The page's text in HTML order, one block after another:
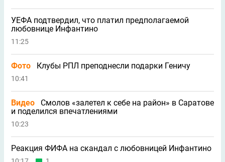
УЕФА подтвердил, что платил предполагаемой
любовнице Инфантино
11:25
Фото Клубы РПЛ преподнесли подарки Геничу
10:41
Видео
Смолов «залетел к себе на район» в Саратове
и поделился впечатлениями
10:23
Реакция ФИФА на скандал с любовницей Инфантино